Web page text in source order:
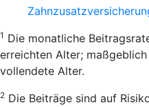
1 Die monatliche
erreichten Alter;
vollendete Alter.
2 Die Beiträge sind auf